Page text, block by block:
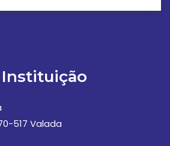
517 Valada